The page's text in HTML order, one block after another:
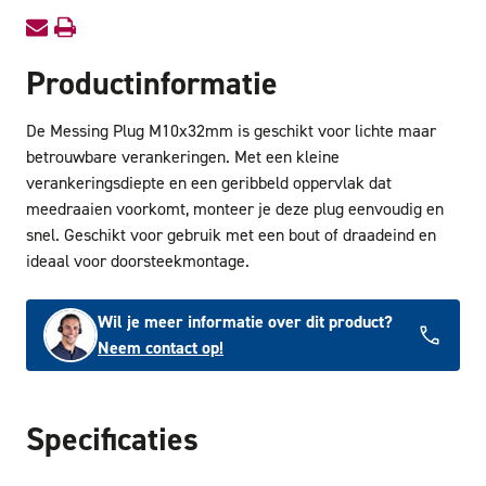
Productinformatie
De Messing Plug M10x32mm is geschikt voor lichte maar
betrouwbare verankeringen. Met een kleine
verankeringsdiepte en een geribbeld oppervlak dat
meedraaien voorkomt, monteer je deze plug eenvoudig en
snel. Geschikt voor gebruik met een bout of draadeind en
ideaal voor doorsteekmontage.
Wil je meer informatie over dit product?
Neem contact op!
Specificaties